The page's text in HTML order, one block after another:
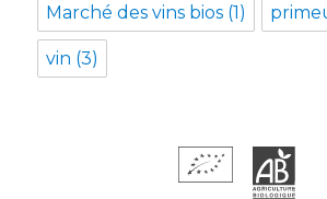
Marché des vins bios (1)
vin (3)